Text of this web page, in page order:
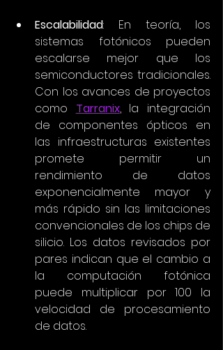
Escalabilidad: En teoría, los
sistemas fotónicos pueden
escalarse mejor que los
semiconductores tradicionales.
Con los avances de proyectos
como Tarranix, la integración
de componentes ópticos en
las infraestructuras existentes
promete permitir un
rendimiento de datos
exponencialmente mayor y
más rápido sin las limitaciones
convencionales de los chips de
silicio. Los datos revisados por
pares indican que el cambio a
la computación fotónica
puede multiplicar por 100 la
velocidad de procesamiento
de datos.